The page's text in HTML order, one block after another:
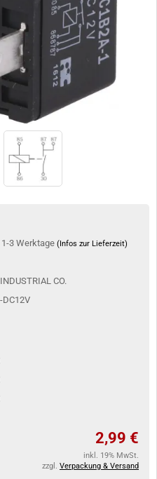
3 Werktage (Infos zur Lieferzeit)
CO.
DC12V
2,99 €
inkl. 19% MwSt.
zzgl. Verpackung & Versand